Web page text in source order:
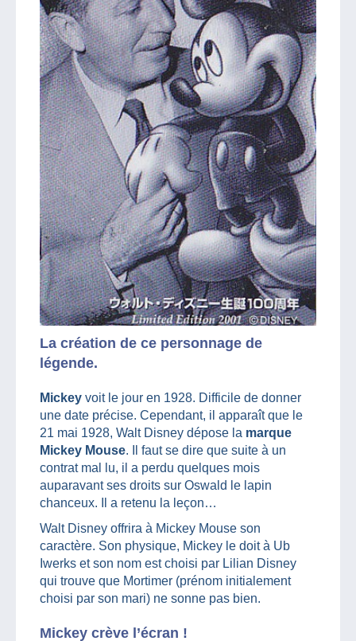
La création de ce personnage de
légende.
Mickey voit le jour en 1928. Difficile de donner
une date précise. Cependant, il apparaît que le
21 mai 1928, Walt Disney dépose la marque
Mickey Mouse. Il faut se dire que suite à un
contrat mal lu, il a perdu quelques mois
auparavant ses droits sur Oswald le lapin
chanceux. Il a retenu la leçon…
Walt Disney offrira à Mickey Mouse son
caractère. Son physique, Mickey le doit à Ub
Iwerks et son nom est choisi par Lilian Disney
qui trouve que Mortimer (prénom initialement
choisi par son mari) ne sonne pas bien.
Mickey crève l’écran !